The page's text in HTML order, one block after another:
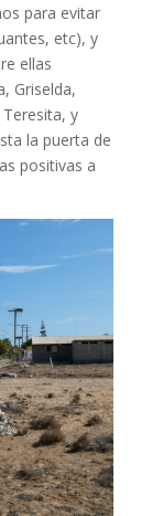
para evitar
etc), y
ellas
Griselda,
y
la puerta de
positivas a